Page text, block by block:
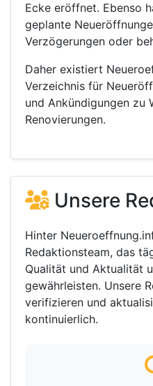
Ecke eröffnet. Ebenso
geplante
Verzögerungen oder
Daher existiert
Verzeichnis für
und Ankündigungen zu
Renovierungen.
Unsere
Hinter
Redaktionsteam, das
Qualität und Aktualität
gewährleisten. Unsere
verifizieren und
kontinuierlich.